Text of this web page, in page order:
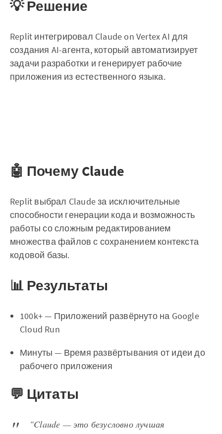
💡 Решение
Replit интегрировал Claude on Vertex AI для
создания AI-агента, который автоматизирует
задачи разработки и генерирует рабочие
приложения из естественного языка.
🤖 Почему Claude
Replit выбрал Claude за исключительные
способности генерации кода и возможность
работы со сложным редактированием
множества файлов с сохранением контекста
кодовой базы.
📊 Результаты
100k+ — Приложений развёрнуто на Google
Cloud Run
Минуты — Время развёртывания от идеи до
рабочего приложения
💬 Цитаты
"Claude — это безусловно лучшая